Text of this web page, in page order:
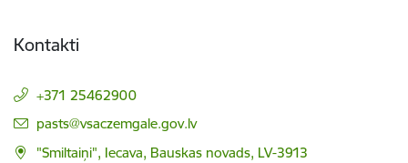
Kontakti
+371 25462900
E-pasts:
pasts@vsaczemgale.gov.lv
"Smiltaiņi", Iecava, Bauskas novads, LV-3913